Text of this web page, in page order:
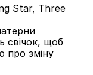
Star, Three
свічок, щоб
про зміну